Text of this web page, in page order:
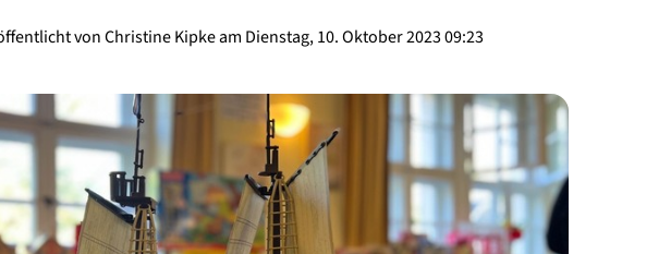
von Christine Kipke am Dienstag, 10. Oktober 2023 09:23